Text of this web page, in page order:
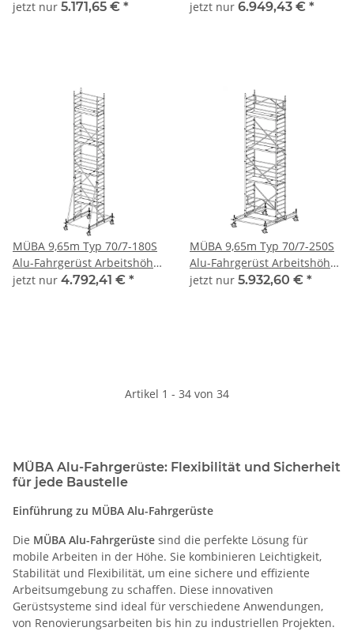
MÜBA Alu-Fahrgerüste: Flexibilität und Sicherheit
für jede Baustelle
Einführung zu MÜBA Alu-Fahrgerüste
Die MÜBA Alu-Fahrgerüste sind die perfekte Lösung für
mobile Arbeiten in der Höhe. Sie kombinieren Leichtigkeit,
Stabilität und Flexibilität, um eine sichere und effiziente
Arbeitsumgebung zu schaffen. Diese innovativen
Gerüstsysteme sind ideal für verschiedene Anwendungen,
von Renovierungsarbeiten bis hin zu industriellen Projekten.
8,65 m, Gerüsthöhe 7,75 m,
jetzt nur 5.171,65 € *
9,65 m, Gerüsthöhe 8,95 m,
jetzt nur 6.949,43 € *
MÜBA 9,65m Typ 70/7-180S
Alu-Fahrgerüst Arbeitshöhe
9,65 m, Gerüsthöhe 8,95 m,
jetzt nur 4.792,41 € *
MÜBA 9,65m Typ 70/7-250S
Alu-Fahrgerüst Arbeitshöhe
9,65 m, Gerüsthöhe 8,95 m,
jetzt nur 5.932,60 € *
Artikel 1 - 34 von 34